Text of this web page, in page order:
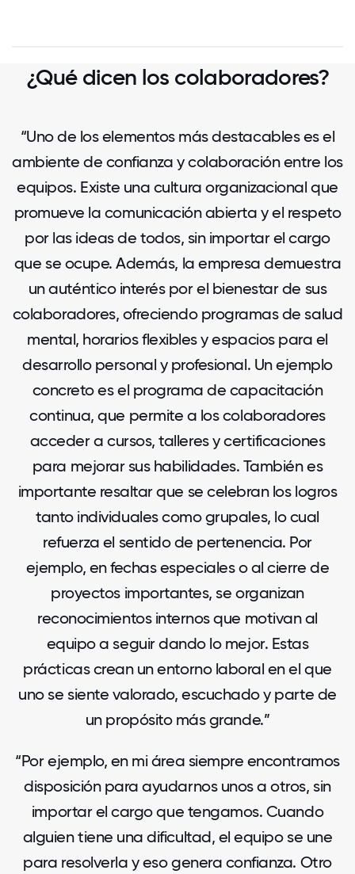
¿Qué dicen los colaboradores?
“Uno de los elementos más destacables es el
ambiente de confianza y colaboración entre los
equipos. Existe una cultura organizacional que
promueve la comunicación abierta y el respeto
por las ideas de todos, sin importar el cargo
que se ocupe. Además, la empresa demuestra
un auténtico interés por el bienestar de sus
colaboradores, ofreciendo programas de salud
mental, horarios flexibles y espacios para el
desarrollo personal y profesional. Un ejemplo
concreto es el programa de capacitación
continua, que permite a los colaboradores
acceder a cursos, talleres y certificaciones
para mejorar sus habilidades. También es
importante resaltar que se celebran los logros
tanto individuales como grupales, lo cual
refuerza el sentido de pertenencia. Por
ejemplo, en fechas especiales o al cierre de
proyectos importantes, se organizan
reconocimientos internos que motivan al
equipo a seguir dando lo mejor. Estas
prácticas crean un entorno laboral en el que
uno se siente valorado, escuchado y parte de
un propósito más grande.”
“Por ejemplo, en mi área siempre encontramos
disposición para ayudarnos unos a otros, sin
importar el cargo que tengamos. Cuando
alguien tiene una dificultad, el equipo se une
para resolverla y eso genera confianza. Otro